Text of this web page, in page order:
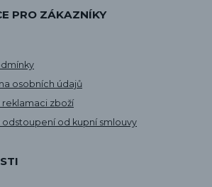
PRO ZÁKAZNÍKY
osobních údajů
zboží
od kupní smlouvy